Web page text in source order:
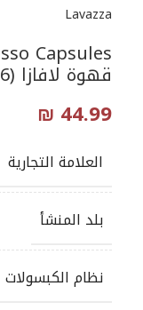
Lavazza
قهوة لافازا (36 كبسولة) – Suerte
₪ 44.99
العلامة التجارية
بلد المنشأ
نظام الكبسولات